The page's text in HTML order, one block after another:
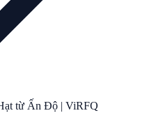
từ Ấn Độ | ViRFQ